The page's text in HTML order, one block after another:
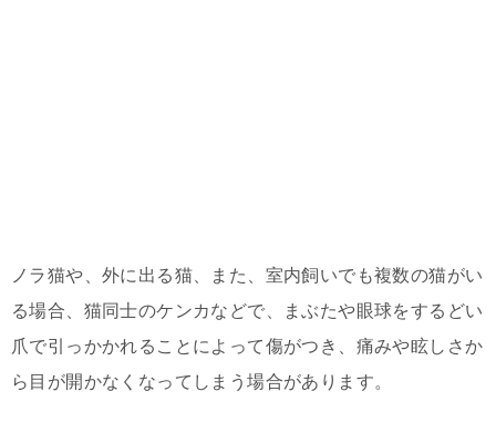
ノラ猫や、外に出る猫、また、室内飼いでも複数の猫がい
る場合、猫同士のケンカなどで、まぶたや眼球をするどい
爪で引っかかれることによって傷がつき、痛みや眩しさか
ら目が開かなくなってしまう場合があります。